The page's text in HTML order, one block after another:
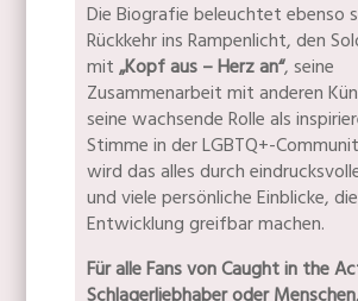
Die Biografie beleuchtet ebenso
Rückkehr ins Rampenlicht, den
mit„Kopf aus – Herz an“, seine
Zusammenarbeit mit anderen
seine wachsende Rolle als
Stimme in der LGBTQ+-
wird das alles durch
und viele persönliche Einblicke,
Entwicklung greifbar machen.
Für alle Fans von Caught in the